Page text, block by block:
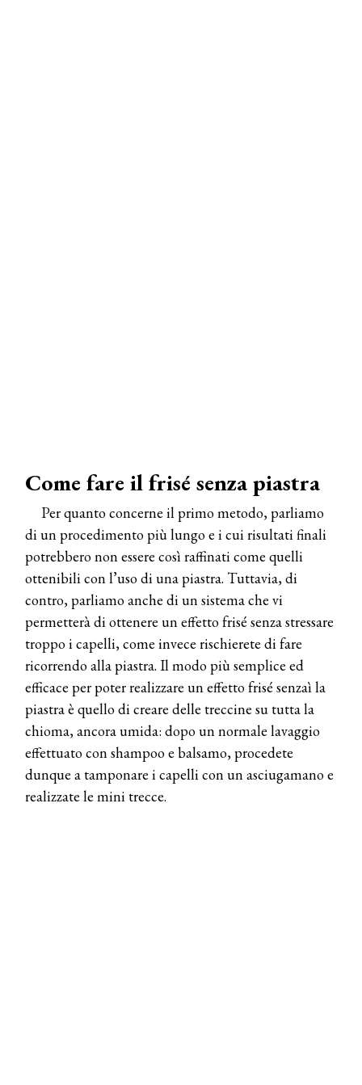
Come fare il frisé senza piastra
Per quanto concerne il primo metodo, parliamo
di un procedimento più lungo e i cui risultati finali
potrebbero non essere così raffinati come quelli
ottenibili con l’uso di una piastra. Tuttavia, di
contro, parliamo anche di un sistema che vi
permetterà di ottenere un effetto frisé senza stressare
troppo i capelli, come invece rischierete di fare
ricorrendo alla piastra. Il modo più semplice ed
efficace per poter realizzare un effetto frisé senzaì la
piastra è quello di creare delle treccine su tutta la
chioma, ancora umida: dopo un normale lavaggio
effettuato con shampoo e balsamo, procedete
dunque a tamponare i capelli con un asciugamano e
realizzate le mini trecce.